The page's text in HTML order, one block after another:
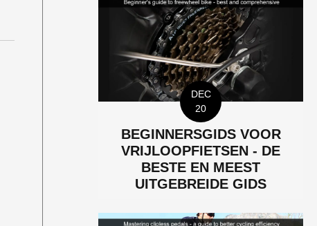
DEC
20
BEGINNERSGIDS VOOR
VRIJLOOPFIETSEN - DE
BESTE EN MEEST
UITGEBREIDE GIDS